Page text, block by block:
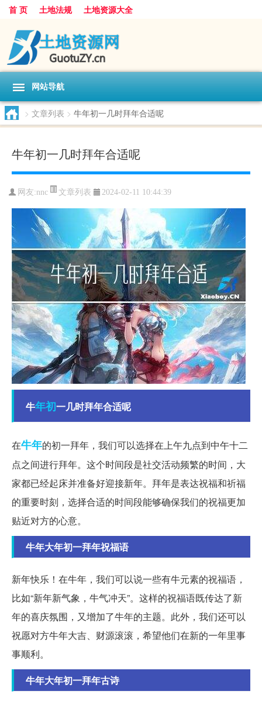
首 页 土地法规 土地资源大全
网站导航
> 文章列表 > 牛年初一几时拜年合适呢
牛年初一几时拜年合适呢
网友:nnc 文章列表 2024-02-11 10:44:39
牛年初一几时拜年合适呢
在牛年的初一拜年，我们可以选择在上午九点到中午十二
点之间进行拜年。这个时间段是社交活动频繁的时间，大
家都已经起床并准备好迎接新年。拜年是表达祝福和祈福
的重要时刻，选择合适的时间段能够确保我们的祝福更加
贴近对方的心意。
牛年大年初一拜年祝福语
新年快乐！在牛年，我们可以说一些有牛元素的祝福语，
比如“新年新气象，牛气冲天”。这样的祝福语既传达了新
年的喜庆氛围，又增加了牛年的主题。此外，我们还可以
祝愿对方牛年大吉、财源滚滚，希望他们在新的一年里事
事顺利。
牛年大年初一拜年古诗